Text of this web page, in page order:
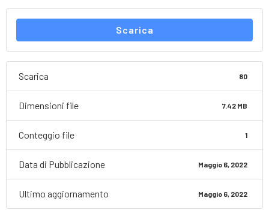
Scarica
Scarica 80
Dimensioni file 7.42 MB
Conteggio file 1
Data di Pubblicazione Maggio 6, 2022
Ultimo aggiornamento Maggio 6, 2022